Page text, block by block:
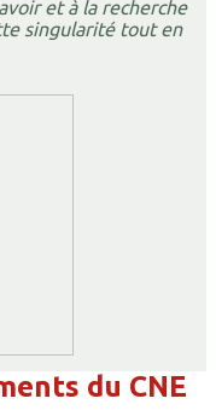
et à la recherche
singularité tout en
du CNE